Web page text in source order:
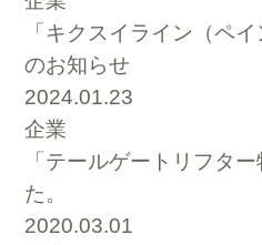
「キクスイライン（ペ
のお知らせ
2024.01.23
企業
「テールゲートリフタ
た。
2020.03.01